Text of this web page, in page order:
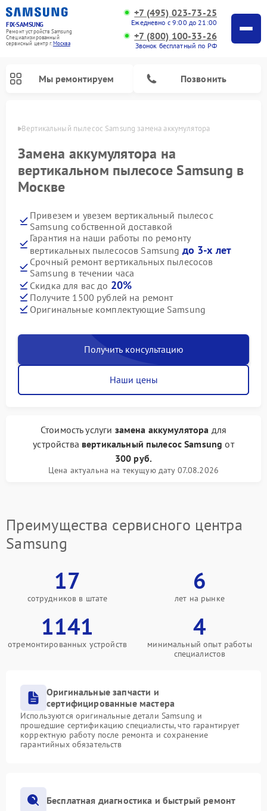
FIX-SAMSUNG
Ремонт устройств Samsung
Специализированный
cервисный центр г.Москва
+7 (495) 023-73-25
Ежедневно с 9:00 до 21:00
+7 (800) 100-33-26
Звонок бесплатный по РФ
Мы ремонтируем Позвонить
Вертикальный пылесос Samsung замена аккумулятора
Замена аккумулятора на
вертикальном пылесосе Samsung в
Москве
Привезем и увезем вертикальный пылесос
Samsung собственной доставкой
Гарантия на наши работы по ремонту
вертикальных пылесосов Samsung до 3-х лет
Срочный ремонт вертикальных пылесосов
Samsung в течении часа
Скидка для вас до 20%
Получите 1500 рублей на ремонт
Оригинальные комплектующие Samsung
Получить консультацию
Наши цены
Стоимость услуги замена аккумулятора для
устройства вертикальный пылесос Samsung от
300 руб.
Цена актуальна на текущую дату 07.08.2026
Преимущества сервисного центра
Samsung
17
сотрудников в штате
6
лет на рынке
1141
отремонтированных устройств
4
минимальный опыт работы
специалистов
Оригинальные запчасти и
сертифицированные мастера
Используются оригинальные детали Samsung и
прошедшие сертификацию специалисты, что гарантирует
корректную работу после ремонта и сохранение
гарантийных обязательств
Бесплатная диагностика и быстрый ремонт